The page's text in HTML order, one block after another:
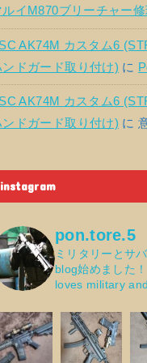
ルイM870ブリーチャー修
AK74M カスタム6
ンドガード取り付け) に
AK74M カスタム6
ンドガード取り付け) に
instagram
pon.tore.5
ミリタリーとサ
blog始めました！
loves military